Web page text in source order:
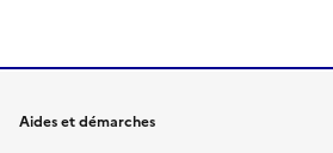
Aides et démarches